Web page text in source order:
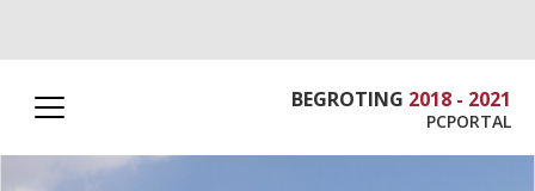
BEGROTING 2018 - 2021
PCPORTAL